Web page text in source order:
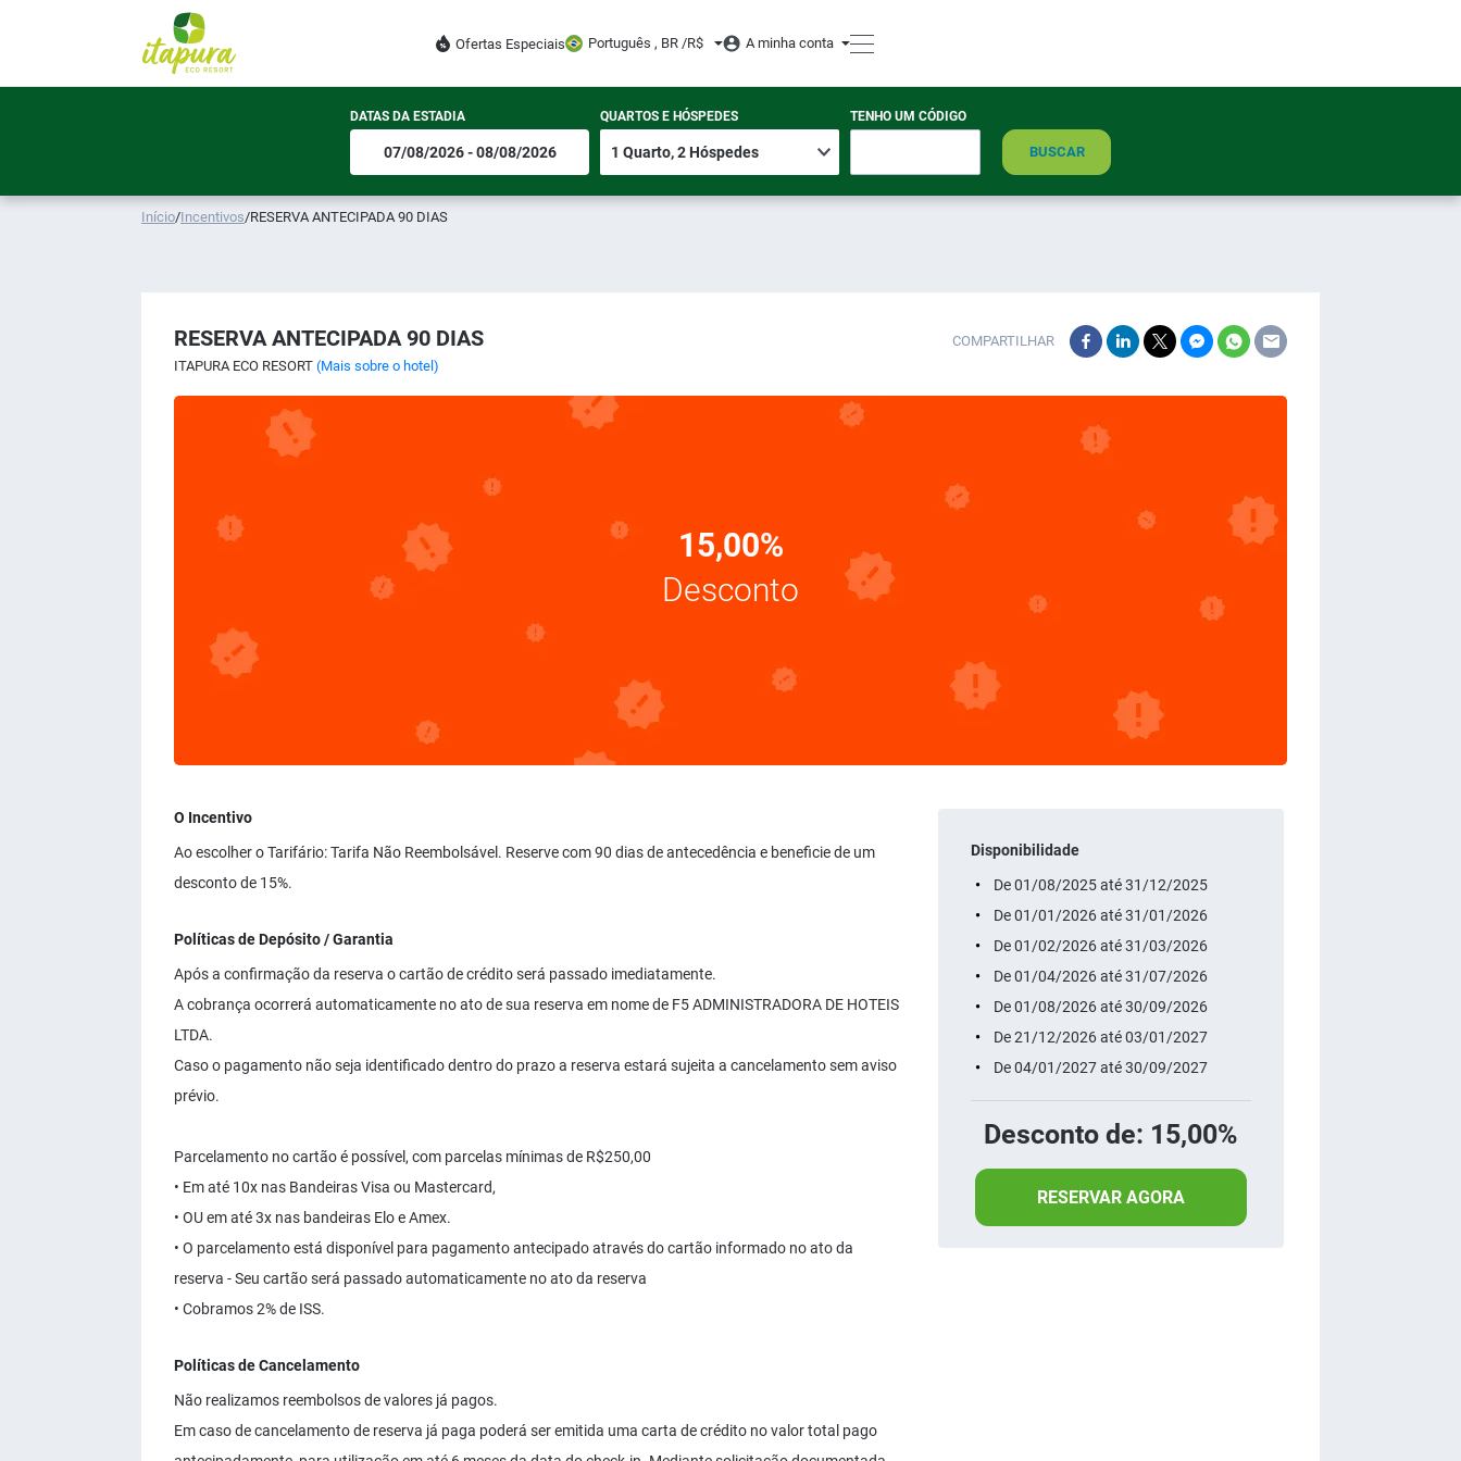
Ofertas Especiais Português , BR /R$ A minha conta
DATAS DA ESTADIA QUARTOS E HÓSPEDES TENHO UM CÓDIGO
BUSCAR
Início/Incentivos/RESERVA ANTECIPADA 90 DIAS
RESERVA ANTECIPADA 90 DIAS
ITAPURA ECO RESORT (Mais sobre o hotel)
COMPARTILHAR
15,00%
Desconto
O Incentivo
Ao escolher o Tarifário: Tarifa Não Reembolsável. Reserve com 90 dias de antecedência e beneficie de um
desconto de 15%.
Políticas de Depósito / Garantia
Após a confirmação da reserva o cartão de crédito será passado imediatamente.
A cobrança ocorrerá automaticamente no ato de sua reserva em nome de F5 ADMINISTRADORA DE HOTEIS
LTDA.
Caso o pagamento não seja identificado dentro do prazo a reserva estará sujeita a cancelamento sem aviso
prévio.
Parcelamento no cartão é possível, com parcelas mínimas de R$250,00
• Em até 10x nas Bandeiras Visa ou Mastercard,
• OU em até 3x nas bandeiras Elo e Amex.
• O parcelamento está disponível para pagamento antecipado através do cartão informado no ato da
reserva - Seu cartão será passado automaticamente no ato da reserva
• Cobramos 2% de ISS.
Políticas de Cancelamento
Não realizamos reembolsos de valores já pagos.
Em caso de cancelamento de reserva já paga poderá ser emitida uma carta de crédito no valor total pago
Disponibilidade
De 01/08/2025 até 31/12/2025
De 01/01/2026 até 31/01/2026
De 01/02/2026 até 31/03/2026
De 01/04/2026 até 31/07/2026
De 01/08/2026 até 30/09/2026
De 21/12/2026 até 03/01/2027
De 04/01/2027 até 30/09/2027
Desconto de: 15,00%
RESERVAR AGORA